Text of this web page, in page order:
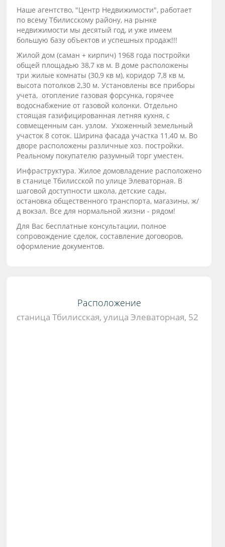
Наше агентство, "Центр Недвижимости", работает
по всему Тбилисскому району, на рынке
недвижимости мы десятый год, и уже имеем
большую базу объектов и успешных продаж!!!
Жилой дом (саман + кирпич) 1968 года постройки
общей площадью 38,7 кв м. В доме расположены
три жилые комнаты (30,9 кв м), коридор 7,8 кв м,
высота потолков 2,30 м. Установлены все приборы
учета, отопление газовая форсунка, горячее
водоснабжение от газовой колонки. Отдельно
стоящая газифицированная летняя кухня, с
совмещенным сан. узлом. Ухоженный земельный
участок 8 соток. Ширина фасада участка 11,40 м. Во
дворе расположены различные хоз. постройки.
Реальному покупателю разумный торг уместен.
Инфраструктура. Жилое домовладение расположено
в станице Тбилисской по улице Элеваторная. В
шаговой доступности школа, детские сады,
остановка общественного транспорта, магазины, ж/
д вокзал. Все для нормальной жизни - рядом!
Для Вас бесплатные консультации, полное
сопровождение сделок, составление договоров,
оформление документов.
Расположение
станица Тбилисская, улица Элеваторная, 52